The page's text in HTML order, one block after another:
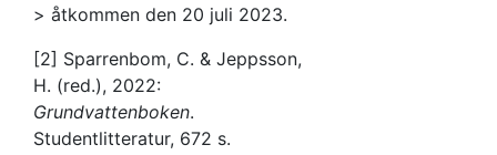
> åtkommen den 20 juli 2023.
[2] Sparrenbom, C. & Jeppsson,
H. (red.), 2022:
Grundvattenboken.
Studentlitteratur, 672 s.